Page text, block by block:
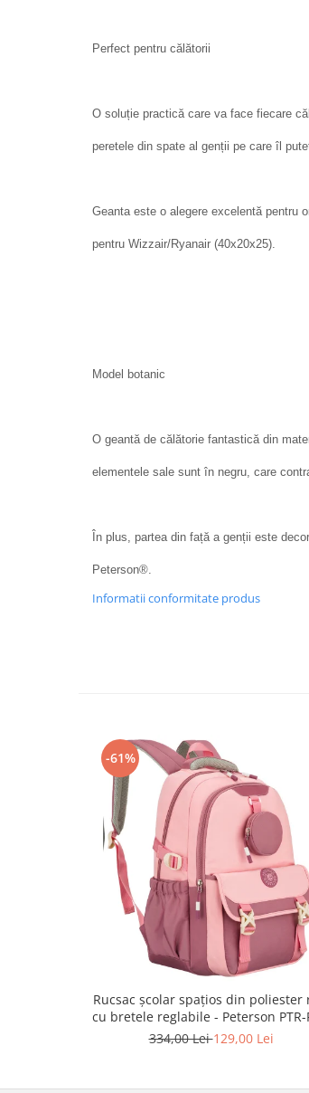
Perfect pentru călătorii
O soluție practică care va face fiecare
peretele din spate al genții pe care îl
Geanta este o alegere excelentă pentru
pentru Wizzair/Ryanair (40x20x25).
Model botanic
O geantă de călătorie fantastică din
elementele sale sunt în negru, care
În plus, partea din față a genții este
Peterson®.
Informatii conformitate produs
-61%
Rucsac școlar spațios din poliester
cu bretele reglabile - Peterson PTR-
8610-1327 PINK
334,00 Lei129,00 Lei